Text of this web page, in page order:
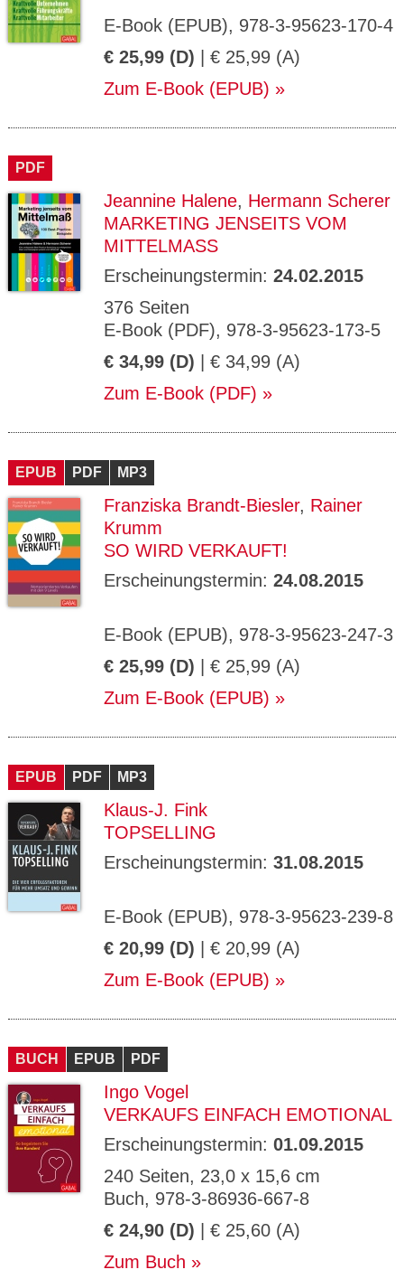
E-Book (EPUB), 978-3-95623-170-4
€ 25,99 (D) | € 25,99 (A)
Zum E-Book (EPUB)
PDF
Jeannine Halene, Hermann Scherer
MARKETING JENSEITS VOM
MITTELMASS
Erscheinungstermin: 24.02.2015
376 Seiten
E-Book (PDF), 978-3-95623-173-5
€ 34,99 (D) | € 34,99 (A)
Zum E-Book (PDF)
EPUB PDF MP3
Franziska Brandt-Biesler, Rainer
Krumm
SO WIRD VERKAUFT!
Erscheinungstermin: 24.08.2015
E-Book (EPUB), 978-3-95623-247-3
€ 25,99 (D) | € 25,99 (A)
Zum E-Book (EPUB)
EPUB PDF MP3
Klaus-J. Fink
TOPSELLING
Erscheinungstermin: 31.08.2015
E-Book (EPUB), 978-3-95623-239-8
€ 20,99 (D) | € 20,99 (A)
Zum E-Book (EPUB)
BUCH EPUB PDF
Ingo Vogel
VERKAUFS EINFACH EMOTIONAL
Erscheinungstermin: 01.09.2015
240 Seiten, 23,0 x 15,6 cm
Buch, 978-3-86936-667-8
€ 24,90 (D) | € 25,60 (A)
Zum Buch